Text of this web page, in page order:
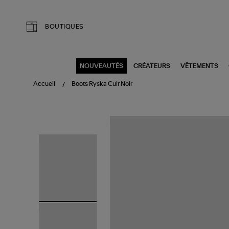
BOUTIQUES
NOUVEAUTÉS CRÉATEURS VÊTEMENTS
Accueil Boots Ryska Cuir Noir